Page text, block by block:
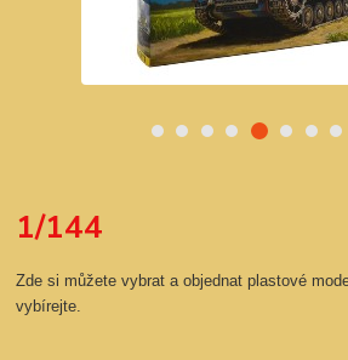
1/144
Zde si můžete vybrat a objednat plastové
vybírejte.